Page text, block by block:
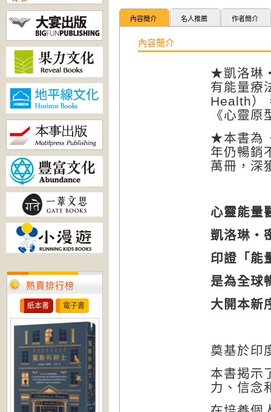
熱賣排行榜
紙本書 電子書
內容簡介 名人推薦 作者簡介
內容簡介
★凱洛琳
有能量療
Health）
《心靈
★本書為
年仍暢銷
萬冊，深
心靈能量
凱洛琳‧
印證「能
是為全球
大開本新
奠基於印
本書揭示
力、信念